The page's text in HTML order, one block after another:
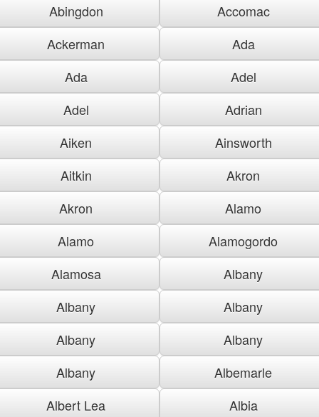
Abingdon
Accomac
Ackerman
Ada
Ada
Adel
Adel
Adrian
Aiken
Ainsworth
Aitkin
Akron
Akron
Alamo
Alamo
Alamogordo
Alamosa
Albany
Albany
Albany
Albany
Albany
Albany
Albemarle
Albert Lea
Albia